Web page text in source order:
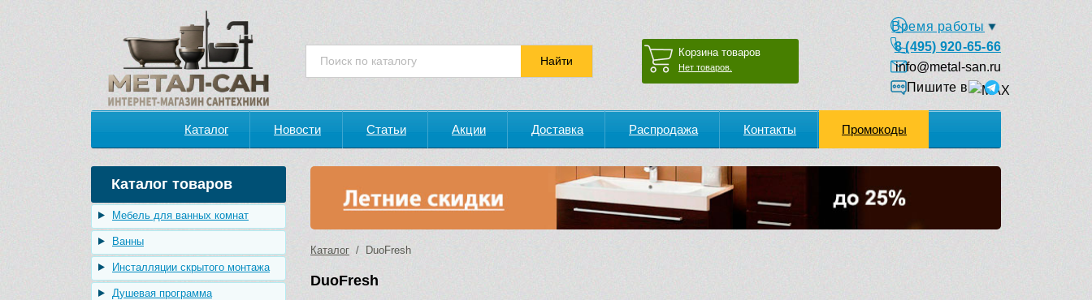
Корзина товаров
Нет товаров.
Время работы
8 (495) 920-65-66
info@metal-san.ru
Пишите в
Каталог Новости Статьи Акции Доставка Распродажа Контакты Промокоды
Каталог товаров
Мебель для ванных комнат
Ванны
Инсталляции скрытого монтажа
Душевая программа
Каталог / DuoFresh
DuoFresh